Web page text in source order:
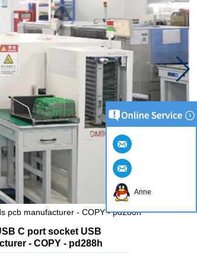
pcb manufacturer - COPY - pd288h
C port socket USB
- COPY - pd288h
Anne